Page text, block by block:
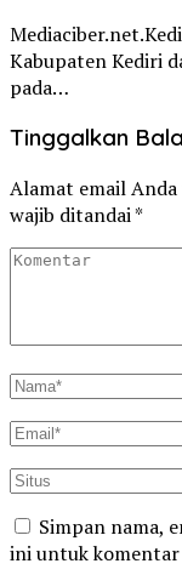
Kabupaten Kediri
pada…
Tinggalkan
Alamat email
wajib ditandai*
Simpan nama,
ini untuk komentar